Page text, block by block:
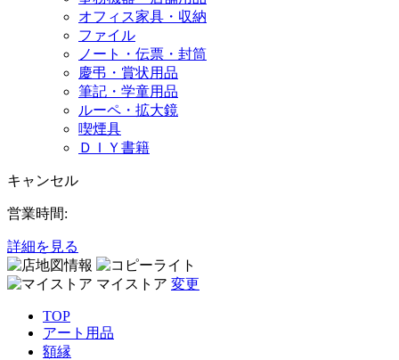
オフィス家具・収納
ファイル
ノート・伝票・封筒
慶弔・賞状用品
筆記・学童用品
ルーペ・拡大鏡
喫煙具
ＤＩＹ書籍
キャンセル
営業時間:
詳細を見る
マイストア 変更
TOP
アート用品
額縁